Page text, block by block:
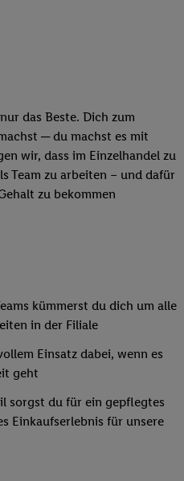
das Beste. Dich zum
─ du machst es mit
wir, dass im Einzelhandel zu
Team zu arbeiten – und dafür
zu bekommen
kümmerst du dich um alle
in der Filiale
Einsatz dabei, wenn es
geht
sorgst du für ein gepflegtes
Einkaufserlebnis für unsere